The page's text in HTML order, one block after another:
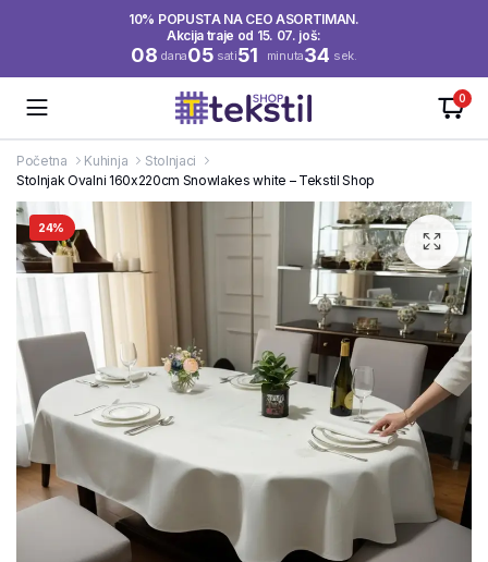
10% POPUSTA NA CEO ASORTIMAN.
Akcija traje od 15. 07. još:
08 dana05 sati51 minuta34 sek.
0
Početna Kuhinja
Stolnjaci
Stolnjak Ovalni 160x220cm Snowlakes white – Tekstil Shop
24%